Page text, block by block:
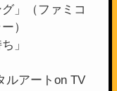
」（ファミコ
）
」
ルアートon TV